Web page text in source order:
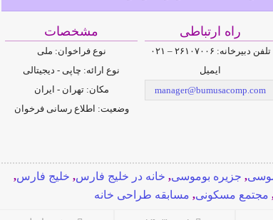
راه ارتباطی
تلفن دبیرخانه: ۲۶۱۰۷۰۰۶ – ۰۲۱
ایمیل
manager@bumusacomp.com
مشخصات
نوع فراخوان: ملی
نوع ارائه: چاپی - دیجیتالی
مکان: تهران - ایران
وضعیت: اطلاع رسانی فرخوان
, جزیره بوموسی, خانه در خلیج فارس, خلیج فارس,
مجتمع مسکونی, مسابقه طراحی خانه